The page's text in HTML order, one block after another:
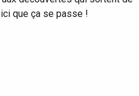
ici que ça se passe !